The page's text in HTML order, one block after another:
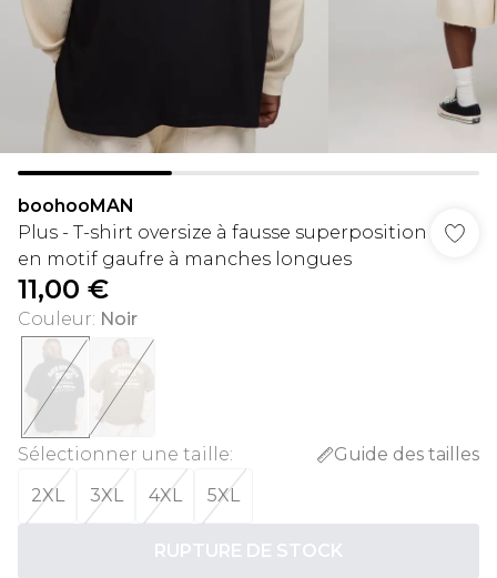
boohooMAN
Plus - T-shirt oversize à fausse superposition
en motif gaufre à manches longues
11,00 €
Couleur: Noir
Sélectionner une taille:
Guide des tailles
2XL
3XL 4XL 5XL
RUPTURE DE STOCK